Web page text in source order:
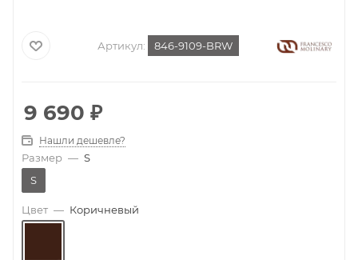
Артикул: 846-9109-BRW
9 690 ₽
Нашли дешевле?
Размер — S
S
Цвет — Коричневый